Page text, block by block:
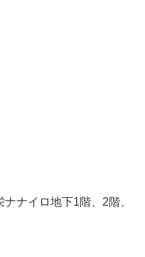
ナイロ地下1階、2階、